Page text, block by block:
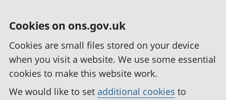
Cookies on ons.gov.uk
Cookies are small files stored on your device
when you visit a website. We use some essential
cookies to make this website work.
We would like to set additional cookies to